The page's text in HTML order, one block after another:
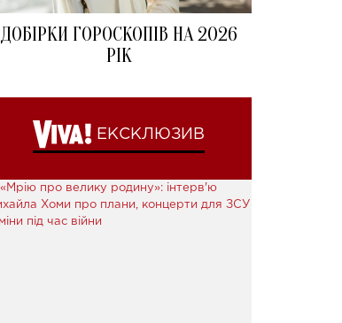
ДОБІРКИ ГОРОСКОПІВ НА 2026
РІК
ЕКСКЛЮЗИВ